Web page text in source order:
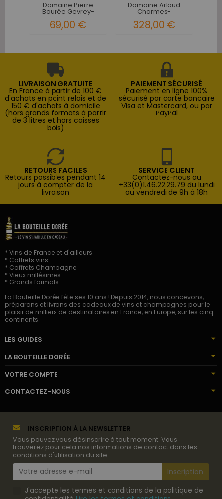
Domaine Pierre
Bourée Gevrey-
Chambertin...
69,00 €
Domaine Arlaud
Charmes-
328,00 €
LIVRAISON GRATUITE
En France à partir de 100 €
d'achats en point relais et de
150 € d'achats à domicile
(hors grands formats à partir
de 3 litres et hors caisses
bois)
PAIEMENT SÉCURISÉ
Paiement en ligne 100%
sécurisé par carte bancaire
Visa et Mastercard, ou par
PayPal
RETOURS FACILES
Retours possibles pendant 14
jours à compter de la
livraison
SERVICE CLIENT
Contactez-nous au
+33(0)1.46.22.29.79 du lundi
au vendredi de 9h à 18h
* Vins de France et d'ailleurs
* Coffrets vins
* Coffrets Champagne
* Vieux millésimes
* Grands formats
La Bouteille Dorée fête ses 10 ans ! Depuis 2014, nous concevons,
préparons et livrons des cadeaux de vins et champagnes pour le
plaisir de milliers de destinataires en France, en Europe, sur les cinq
continents.
LES GUIDES
LA BOUTEILLE DORÉE
VOTRE COMPTE
CONTACTEZ-NOUS
INSCRIPTION À LA NEWSLETTER
Vous pouvez vous désinscrire à tout moment. Vous
trouverez pour cela nos informations de contact dans les
conditions d'utilisation du site.
J'accepte les termes et conditions de la politique de